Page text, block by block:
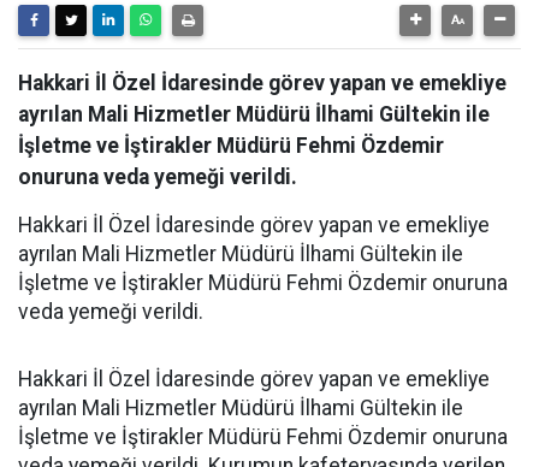
Hakkari İl Özel İdaresinde görev yapan ve emekliye
ayrılan Mali Hizmetler Müdürü İlhami Gültekin ile
İşletme ve İştirakler Müdürü Fehmi Özdemir
onuruna veda yemeği verildi.
Hakkari İl Özel İdaresinde görev yapan ve emekliye
ayrılan Mali Hizmetler Müdürü İlhami Gültekin ile
İşletme ve İştirakler Müdürü Fehmi Özdemir onuruna
veda yemeği verildi.
Hakkari İl Özel İdaresinde görev yapan ve emekliye
ayrılan Mali Hizmetler Müdürü İlhami Gültekin ile
İşletme ve İştirakler Müdürü Fehmi Özdemir onuruna